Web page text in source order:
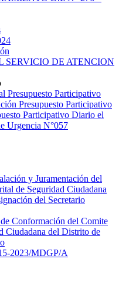
SERVICIO DE ATENCION
Presupuesto Participativo
Presupuesto Participativo
Participativo Diario el
Urgencia N°057
y Juramentación del
de Seguridad Ciudadana
del Secretario
Conformación del Comite
Ciudadana del Distrito de
2023/MDGP/A